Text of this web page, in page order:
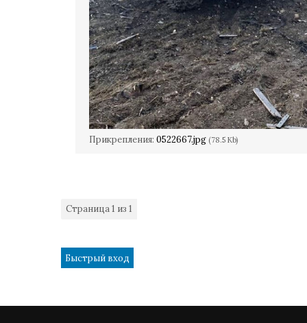
Прикрепления: 0522667.jpg (78.5 Kb)
Страница1 из 1